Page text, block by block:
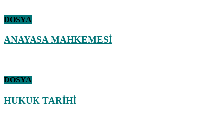
DOSYA
ANAYASA MAHKEMESİ
DOSYA
HUKUK TARİHİ